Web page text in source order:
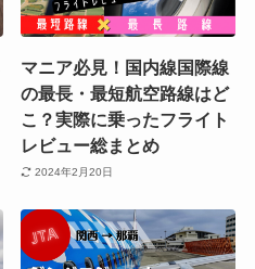
マニア必見！国内線国際線
の最長・最短航空路線はど
こ？実際に乗ったフライト
レビュー総まとめ
2024年2月20日